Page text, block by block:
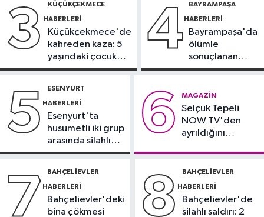
21:17
demeyin, önlemini alın
yaklaşık 30 bin taraftar önünde imza
attı
3 KÜÇÜKÇEKMECE
HABERLERI
Küçükçekmece'de
kahreden kaza: 5
yaşındaki çocuk
yoğun bakımda
4 BAYRAMPAŞA
HABERLERI
Bayrampaşa'da
ölümle
sonuçlanan
kaza: Sürücü
5 ESENYURT
HABERLERI
Esenyurt'ta
husumetli iki grup
arasında silahlı
kavga
6 MAGAZIN
Selçuk Tepeli
NOW TV'den
ayrıldığını
7 BAHÇELIEVLER
HABERLERI
Bahçelievler'deki
bina çökmesi
8 BAHÇELIEVLER
HABERLERI
Bahçelievler'de
silahlı saldırı: 2